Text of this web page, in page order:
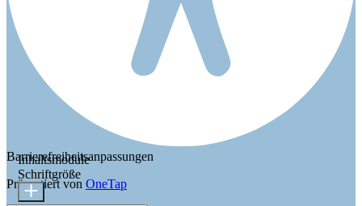
Barrierefreiheitsanpassungen
Präsentiert von OneTap
Inhaltsmodule
Schriftgröße